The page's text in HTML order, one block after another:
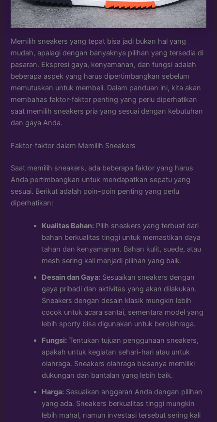
Memilih sneakers yang tepat bisa jadi bukan hal yang
mudah, apalagi dengan banyaknya pilihan yang tersedia di
pasaran. Ekspresi gaya, kenyamanan, dan fungsi adalah
beberapa aspek yang harus dipertimbangkan sebelum
memutuskan untuk membeli. Dalam panduan ini, kita akan
membahas faktor-faktor penting yang perlu diperhatikan
saat memilih sneakers pria yang sesuai dengan kebutuhan
dan gaya Anda.
Faktor-faktor dalam Memilih Sneakers
Saat memilih sneakers, ada beberapa faktor yang harus
Anda pertimbangkan untuk mendapatkan sepatu yang
sesuai. Berikut adalah poin-poin penting yang perlu
diperhatikan:
Kualitas Bahan: Pilih sneakers yang terbuat dari
bahan berkualitas tinggi untuk memastikan daya
tahan dan kenyamanan. Bahan kulit, suede, atau
mesh sering kali menjadi pilihan yang baik.
Desain dan Gaya: Sesuaikan sneakers dengan
gaya pribadi dan aktivitas yang akan dilakukan.
Sneakers dengan desain klasik mungkin lebih
cocok untuk acara santai, sementara model yang
lebih sporty bisa digunakan untuk berolahraga.
Fungsi: Tentukan tujuan penggunaan sneakers,
apakah untuk kegiatan sehari-hari atau untuk
olahraga. Sneakers olahraga biasanya memiliki
dukungan dan bantalan yang lebih baik.
Harga: Sesuaikan anggaran Anda dengan pilihan
yang ada. Sneakers berkualitas tinggi mungkin
lebih mahal, namun investasi tersebut sering kali